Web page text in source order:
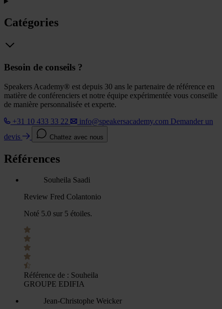
Catégories
Besoin de conseils ?
Speakers Academy® est depuis 30 ans le partenaire de référence en
matière de conférenciers et notre équipe expérimentée vous conseille
de manière personnalisée et experte.
+31 10 433 33 22
info@speakersacademy.com Demander un
devis
Chattez avec nous
Références
Souheila Saadi
Review Fred Colantonio
Noté 5.0 sur 5 étoiles.
Référence de : Souheila
GROUPE EDIFIA
Jean-Christophe Weicker